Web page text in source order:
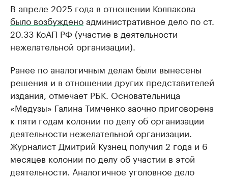
В апреле 2025 года в отношении Колпакова
было возбужденоадминистративное дело по ст.
20.33 КоАП РФ (участие в деятельности
нежелательной организации).
Ранее по аналогичным делам были вынесены
решения и в отношении других представителей
издания, отмечает РБК. Основательница
«Медузы» Галина Тимченко заочно приговорена
к пяти годам колонии по делу об организации
деятельности нежелательной организации.
Журналист Дмитрий Кузнец получил 2 года и 6
месяцев колонии по делу об участии в этой
деятельности. Аналогичное уголовное дело